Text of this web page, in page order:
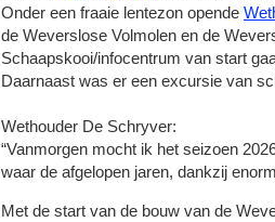
Onder een fraaie lentezon opende
de Weverslose Volmolen en de
Schaapskooi/infocentrum van start
Daarnaast was er een excursie van
Wethouder De Schryver:
“Vanmorgen mocht ik het seizoen
waar de afgelopen jaren, dankzij
Met de start van de bouw van de